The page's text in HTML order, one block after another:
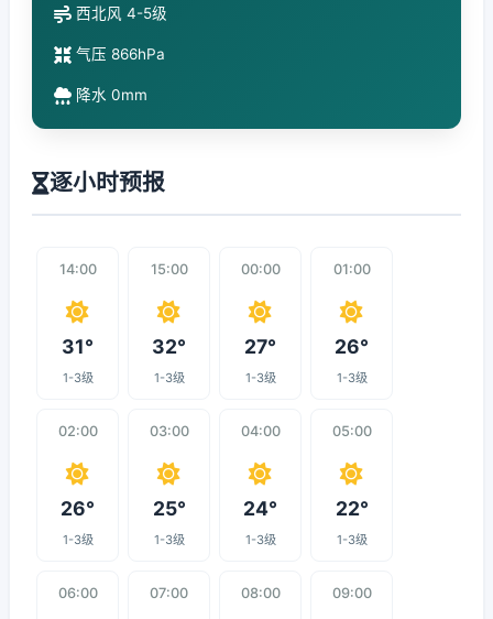
西北风 4-5级
气压 866hPa
降水 0mm
逐小时预报
14:00
31°
1-3级
15:00
32°
1-3级
00:00
27°
1-3级
01:00
26°
1-3级
02:00
26°
1-3级
03:00
25°
1-3级
04:00
24°
1-3级
05:00
22°
1-3级
06:00 07:00 08:00 09:00